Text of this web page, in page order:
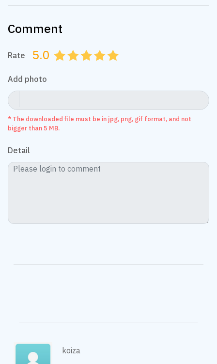
Comment
4.5
4.0
3.5
3.0
2.5
2.0
1.5
1.0
0.5
* The downloaded file must be in jpg, png, gif format, and not
bigger than 5 MB.